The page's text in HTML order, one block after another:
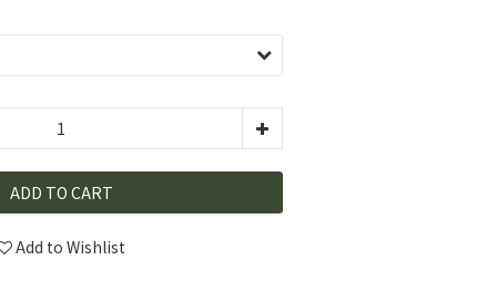
ADD TO CART
Add to Wishlist